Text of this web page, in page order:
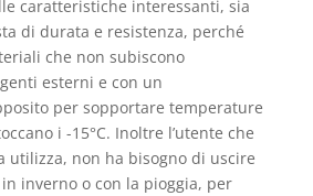
caratteristiche interessanti, sia
di durata e resistenza, perché
che non subiscono
esterni e con un
per sopportare temperature
i -15°C. Inoltre l’utente che
utilizza, non ha bisogno di uscire
inverno o con la pioggia, per